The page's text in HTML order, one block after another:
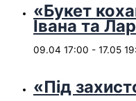
«Букет
Івана та
09.04 17:00 - 17.05
«Під